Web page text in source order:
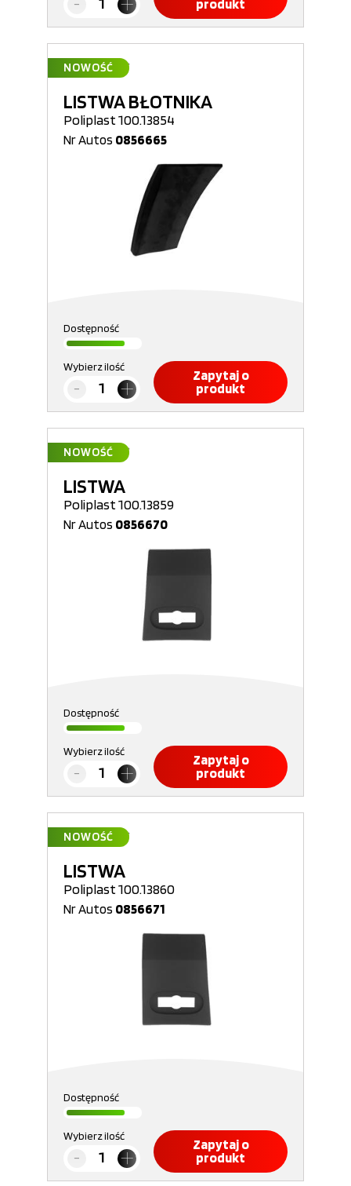
produkt
NOWOŚĆ
LISTWA BŁOTNIKA
Poliplast 100.13854
Nr Autos 0856665
Dostępność
Wybierz ilość
Zapytaj o
produkt
NOWOŚĆ
LISTWA
Poliplast 100.13859
Nr Autos 0856670
Dostępność
Wybierz ilość
Zapytaj o
produkt
NOWOŚĆ
LISTWA
Poliplast 100.13860
Nr Autos 0856671
Dostępność
Wybierz ilość
Zapytaj o
produkt